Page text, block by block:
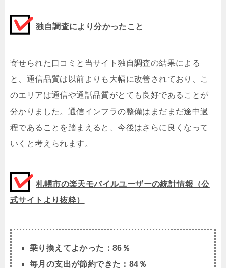
独自調査により分かったこと
寄せられた口コミと当サイト独自調査の結果による
と、通信品質は以前よりも大幅に改善されており、こ
のエリアは通信や通話品質がとても良好であることが
分かりました。通信インフラの整備はまだまだ途中過
程であることを踏まえると、今後はさらに良くなって
いくと考えられます。
札幌市の楽天モバイルユーザーの統計情報（公
式サイトより抜粋）
乗り換えてよかった：86％
毎月の支出が節約できた：84％